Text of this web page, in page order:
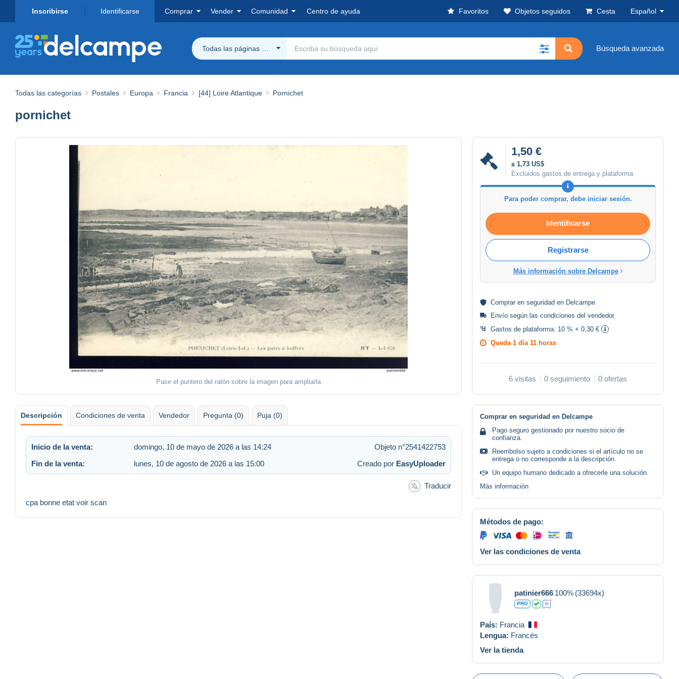
Inscribirse Identificarse Comprar Vender Comunidad Centro de ayuda Favoritos Objetos seguidos Cesta Español
Todas las páginas Delcampe Búsqueda avanzada
Todas las categorías Postales Europa Francia [44] Loire Atlantique Pornichet
pornichet
Pase el puntero del ratón sobre la imagen para ampliarla
1,50 €
± 1,73 US$
Excluidos gastos de entrega y plataforma
Para poder comprar, debe iniciar sesión.
Identificarse
Registrarse
Más información sobre Delcampe
Comprar en seguridad en Delcampe
Envío según las condiciones del vendedor.
Gastos de plataforma: 10 % + 0,30 €
Queda 1 día 11 horas
6 visitas 0 seguimiento 0 ofertas
Descripción Condiciones de venta Vendedor Pregunta (0) Puja (0)
Inicio de la venta: domingo, 10 de mayo de 2026 a las 14:24
Objeto n°2541422753
Fin de la venta:
lunes, 10 de agosto de 2026 a las 15:00 Creado por EasyUploader
Traducir
cpa bonne etat voir scan
Comprar en seguridad en Delcampe
Pago seguro gestionado por nuestro socio de
confianza.
Reembolso sujeto a condiciones si el artículo no se
entrega o no corresponde a la descripción.
Un equipo humano dedicado a ofrecerle una solución.
Más información
Métodos de pago:
Ver las condiciones de venta
patinier666 100% (33694x)
PRO
País: Francia
Lengua: Francés
Ver la tienda